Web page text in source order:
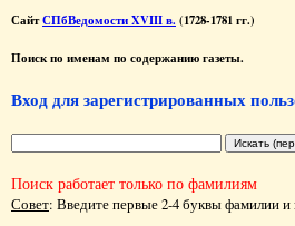
СайтСПбВедомости XVIII в. (1728-1781 гг.)
Поиск по именам по содержанию газеты.
Вход для зарегистрированных
Поиск работает только по фамилиям
Совет: Введите первые 2-4 буквы фамилии